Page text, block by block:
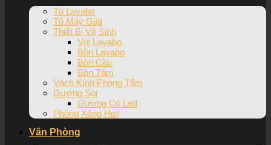
Tủ Lavabo
Tủ Máy Giặt
Thiết Bị Vệ Sinh
Vòi Lavabo
Bồn Lavabo
Bồn Cầu
Bồn Tắm
Vách Kính Phòng Tắm
Gương Soi
Gương Có Led
Phòng Xông Hơi
Văn Phòng